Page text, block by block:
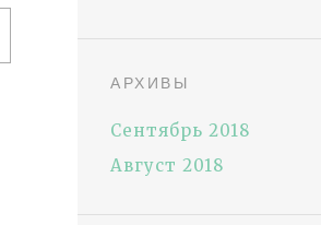
АРХИВЫ
Сентябрь 2018
Август 2018